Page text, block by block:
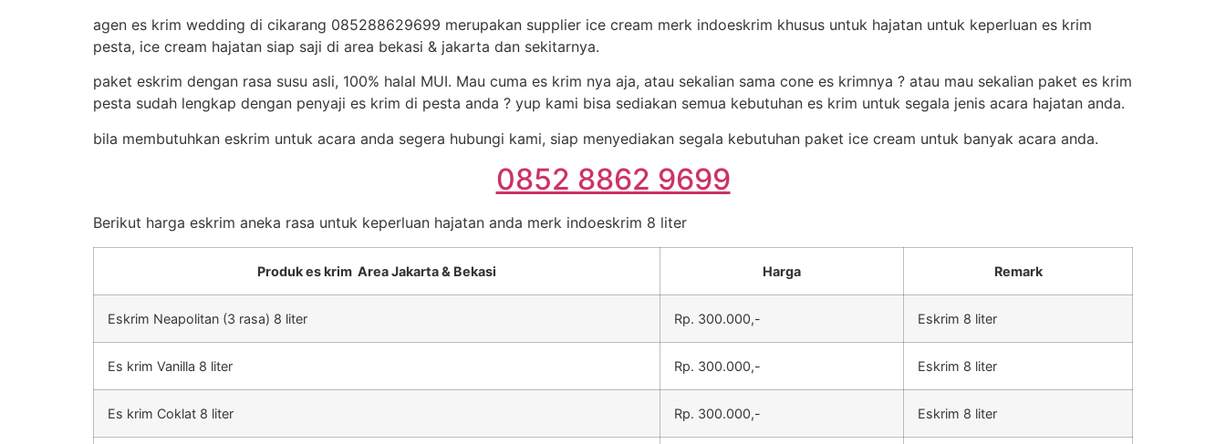
agen es krim wedding di cikarang 085288629699 merupakan supplier ice cream merk indoeskrim khusus untuk hajatan untuk keperluan es krim
pesta, ice cream hajatan siap saji di area bekasi & jakarta dan sekitarnya.
paket eskrim dengan rasa susu asli, 100% halal MUI. Mau cuma es krim nya aja, atau sekalian sama cone es krimnya ? atau mau sekalian paket es krim
pesta sudah lengkap dengan penyaji es krim di pesta anda ? yup kami bisa sediakan semua kebutuhan es krim untuk segala jenis acara hajatan anda.
bila membutuhkan eskrim untuk acara anda segera hubungi kami, siap menyediakan segala kebutuhan paket ice cream untuk banyak acara anda.
0852 8862 9699
Berikut harga eskrim aneka rasa untuk keperluan hajatan anda merk indoeskrim 8 liter
Produk es krim Area Jakarta & Bekasi Harga Remark
Eskrim Neapolitan (3 rasa) 8 liter Rp. 300.000,- Eskrim 8 liter
Es krim Vanilla 8 liter Rp. 300.000,- Eskrim 8 liter
Es krim Coklat 8 liter Rp. 300.000,- Eskrim 8 liter